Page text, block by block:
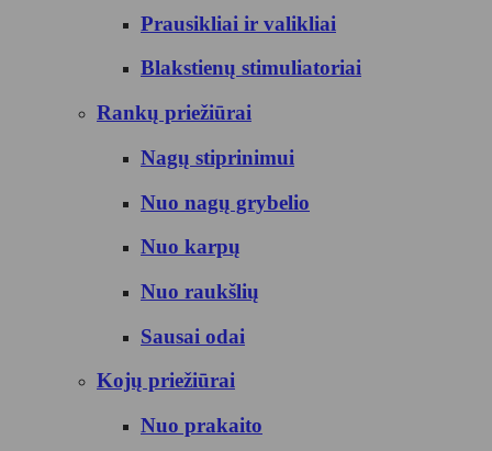
Prausikliai ir valikliai
Blakstienų stimuliatoriai
Rankų priežiūrai
Nagų stiprinimui
Nuo nagų grybelio
Nuo karpų
Nuo raukšlių
Sausai odai
Kojų priežiūrai
Nuo prakaito